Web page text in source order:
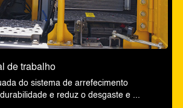
de trabalho
do sistema de arrefecimento
e reduz o desgaste e ...